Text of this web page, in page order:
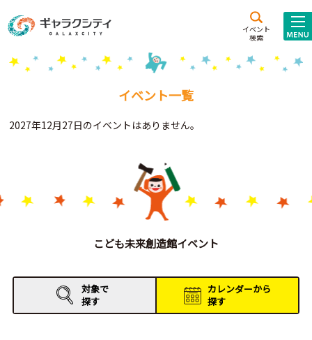
イベント
検索
施設案内
こども
西新井
施設･
Gがくえん
お知らせ
イベントレポート
イベント一覧
2027年12月27日のイベントはありません。
こども未来創造館イベント
対象で
探す
カレンダーから
探す